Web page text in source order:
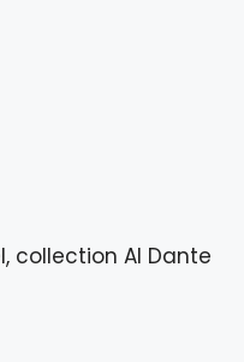
collection Al Dante